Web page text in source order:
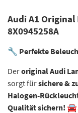
Audi A1
8X0945258A
🔧 Perfekte
Deroriginal Audi
sorgt fürsichere &
Halogen-
Qualität sichern!